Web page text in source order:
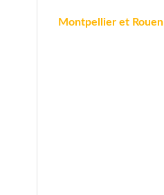
Montpellier et Rouen